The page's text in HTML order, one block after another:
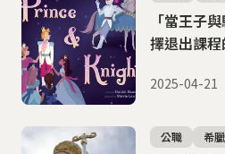
「當王子
擇退出課
2025-04-21
公職 希臘